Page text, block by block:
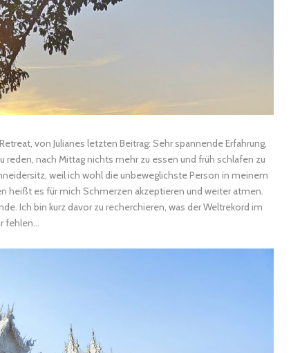
von Julianes letzten Beitrag: Sehr spannende Erfahrung,
nach Mittag nichts mehr zu essen und früh schlafen zu
weil ich wohl die unbeweglichste Person in meinem
heißt es für mich Schmerzen akzeptieren und weiter atmen.
Ich bin kurz davor zu recherchieren, was der Weltrekord im
fehlen…